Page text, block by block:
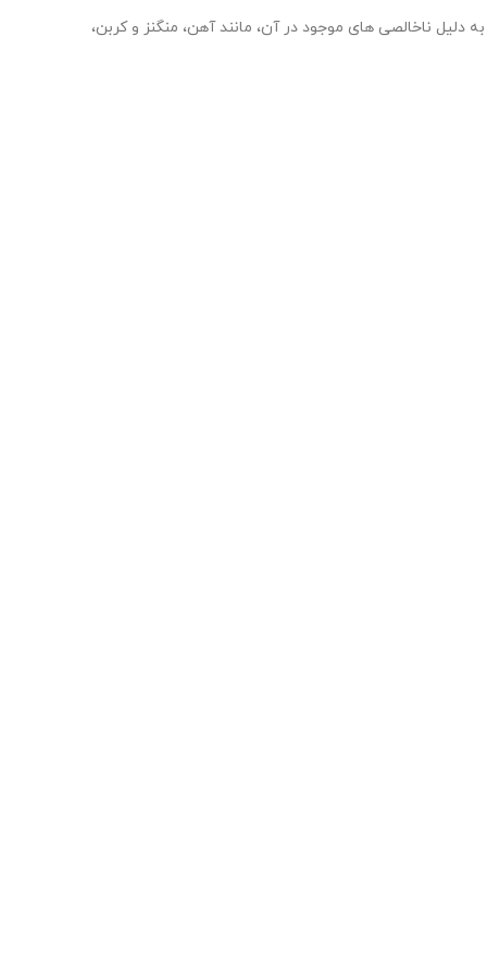
ناخالصی های موجود در آن، مانند آهن، منگنز و کربن،